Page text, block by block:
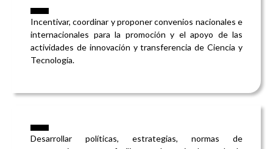
Incentivar, coordinar y proponer convenios nacionales e
internacionales para la promoción y el apoyo de las
actividades de innovación y transferencia de Ciencia y
Tecnología.
Desarrollar políticas, estrategias, normas de